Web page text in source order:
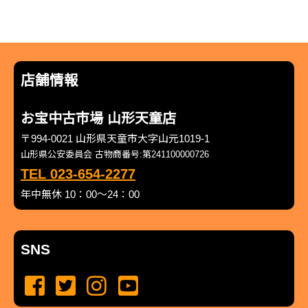
店舗情報
お宝中古市場 山形天童店
〒994-0021 山形県天童市大字山元1019-1
山形県公安委員会 古物商番号:第241100000726
TEL 023-654-2277
年中無休 10：00～24：00
SNS